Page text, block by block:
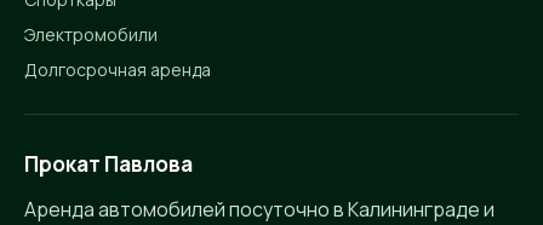
Электромобили
Долгосрочная аренда
Прокат Павлова
Аренда автомобилей посуточно в Калининграде и